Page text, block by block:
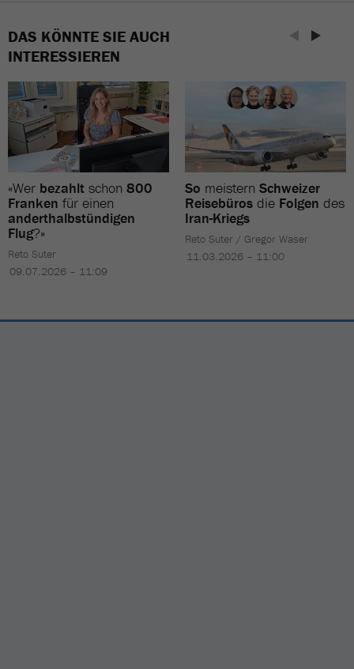
DAS KÖNNTE SIE AUCH
INTERESSIEREN
«Wer bezahlt schon 800
Franken für einen
anderthalbstündigen
Flug?»
Reto Suter
09.07.2026 – 11:09
So meistern Schweizer
Reisebüros die Folgen des
Iran-Kriegs
Reto Suter / Gregor Waser
11.03.2026 – 11:00